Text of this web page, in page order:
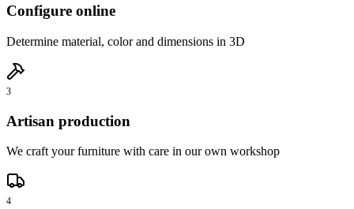
Configure online
Determine material, color and dimensions in 3D
3
Artisan production
We craft your furniture with care in our own workshop
4